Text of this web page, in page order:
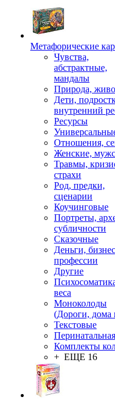
Mетафорические
Чувства,
абстрактные,
мандалы
Природа,
Дети,
внутренний
Ресурсы
Отношения,
Женские,
Травмы,
страхи
Род, предки,
сценарии
Коучинговые
Портреты,
субличности
Сказочные
Деньги,
профессии
Другие
веса
Моноколоды
(Дороги, дома
Текстовые
Комплекты
+ ЕЩЕ 16